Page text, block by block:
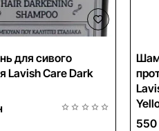
для сивого
Lavish Care Dark
550